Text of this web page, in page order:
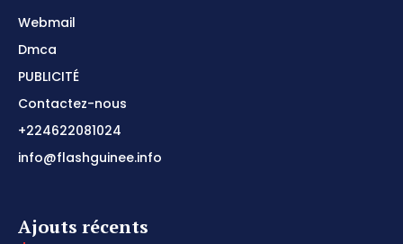
Webmail
Dmca
PUBLICITÉ
Contactez-nous
+224622081024
info@flashguinee.info
Ajouts récents